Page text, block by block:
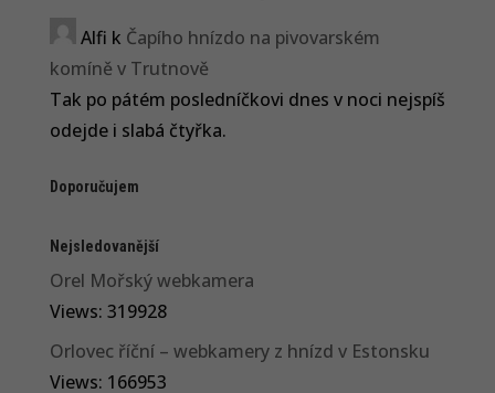
Alfi k Čapího hnízdo na pivovarském
komíně v Trutnově
Tak po pátém posledníčkovi dnes v noci nejspíš
odejde i slabá čtyřka.
Doporučujem
Nejsledovanější
Orel Mořský webkamera
Views: 319928
Orlovec říční – webkamery z hnízd v Estonsku
Views: 166953